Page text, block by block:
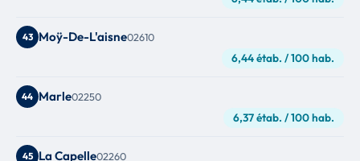
43 Moÿ-De-L'aisne02610
6,44 étab. / 100 hab.
44 Marle02250
6,37 étab. / 100 hab.
45 La Capelle02260